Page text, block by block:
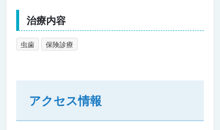
治療内容
虫歯 保険診療
アクセス情報